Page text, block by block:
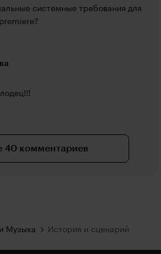
системные требования для
40 комментариев
Музыка История и сценарий